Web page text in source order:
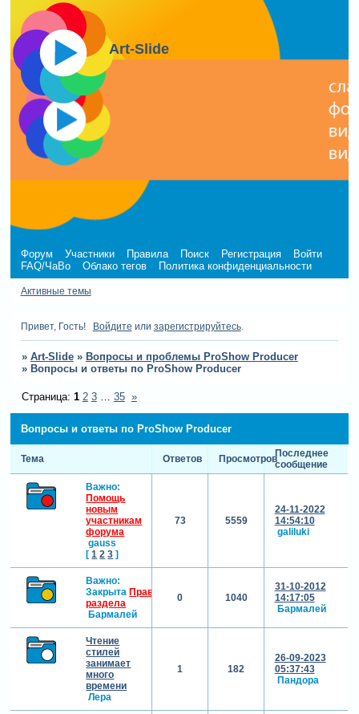
Art-Slide
Форум Участники Правила Поиск Регистрация
Войти
FAQ/ЧаВо
Облако тегов Политика конфиденциальности
Активные темы
Привет, Гость! Войдите или зарегистрируйтесь.
» Art-Slide » Вопросы и проблемы ProShow Producer
» Вопросы и ответы по ProShow Producer
Вопросы и ответы по ProShow Producer
Страница: 1 2 3 … 35 »
Тема Ответов ПросмотровПоследнее
сообщение
Важно:
Помощь
новым
участникам
форума
gauss
[ 1 2 3 ]
73 5559
24-11-2022
14:54:10
galiluki
Важно:
ЗакрытаПравила
раздела
Бармалей
0 1040
31-10-2012
14:17:05
Бармалей
Чтение
стилей
занимает
много
времени
Лера
1 182
26-09-2023
05:37:43
Пандора